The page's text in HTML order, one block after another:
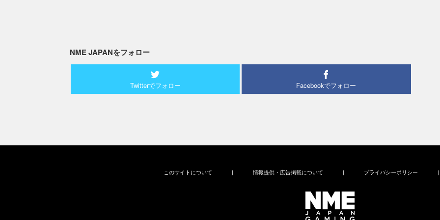
NME JAPANをフォロー
Twitterでフォロー Facebookでフォロー
このサイトについて | 情報提供・広告掲載について | プライバシーポリシー |